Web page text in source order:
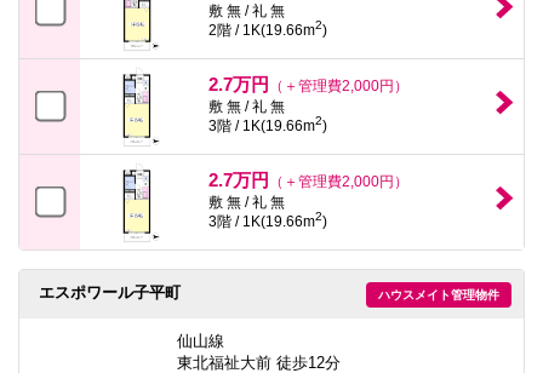
敷 無 / 礼 無
2階 / 1K(19.66m2)
2.7万円
（＋管理費2,000円）
敷 無 / 礼 無
3階 / 1K(19.66m2)
2.7万円
（＋管理費2,000円）
敷 無 / 礼 無
3階 / 1K(19.66m2)
ハウスメイト管理物件
エスポワール子平町
仙山線
東北福祉大前 徒歩12分